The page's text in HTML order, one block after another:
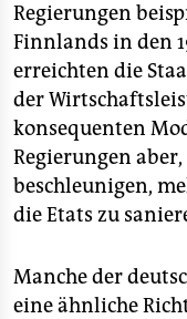
Regierungen
Finnlands in den
erreichten die
der
konsequenten
Regierungen
beschleunigen,
die Etats zu
Manche der
eine ähnliche